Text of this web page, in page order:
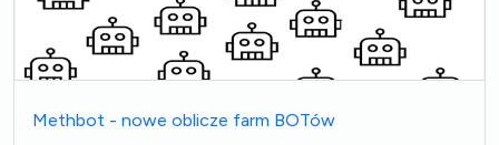
Methbot - nowe oblicze farm BOTów